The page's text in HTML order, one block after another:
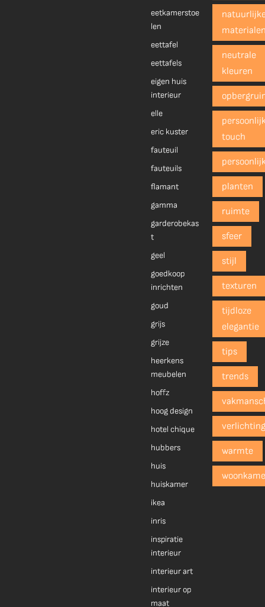
eetkamerstoe
len
eettafel
eettafels
eigen huis
interieur
elle
eric kuster
fauteuil
fauteuils
flamant
gamma
garderobekas
t
geel
goedkoop
inrichten
goud
grijs
grijze
heerkens
meubelen
hoffz
hoog design
hotel chique
hubbers
huis
huiskamer
ikea
inris
inspiratie
interieur
interieur art
interieur op
maat
neutrale
kleuren
touch
planten
ruimte
sfeer
stijl
texturen
tijdloze
elegantie
tips
trends
warmte